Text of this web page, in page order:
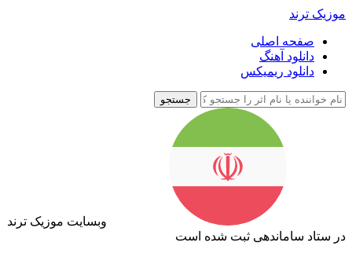
موزیک ترند
صفحه اصلی
دانلود آهنگ
دانلود ریمیکس
جستجو
وبسایت موزیک ترند
در ستاد ساماندهی ثبت شده است